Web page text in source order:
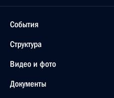
События
Структура
Видео и фото
Документы